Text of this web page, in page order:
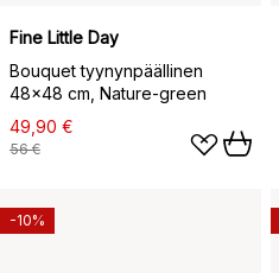
Fine Little Day
Bouquet tyynynpäällinen
48x48 cm, Nature-green
49,90 €
56 €
-10%